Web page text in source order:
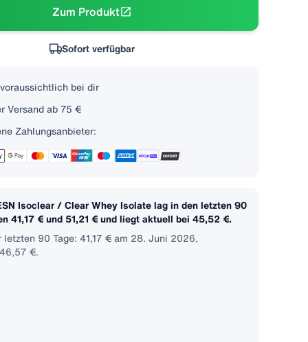
Zum Produkt
Sofort verfügbar
bei dir
Versand ab 75 €
Zahlungsanbieter:
Isoclear / Clear Whey Isolate lag in den letzten 90
41,17 € und 51,21 € und liegt aktuell bei 45,52 €.
letzten 90 Tage: 41,17 € am 28. Juni 2026,
€.